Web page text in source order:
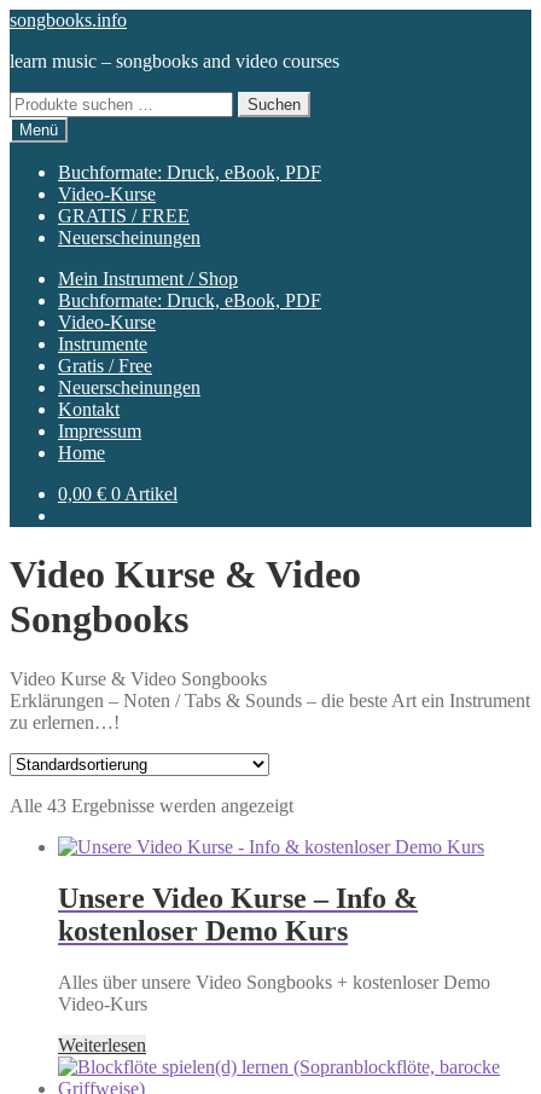
Zur
springen
Zum
springen
songbooks.info
learn music – songbooks and video courses
Suchen
nach:
Suchen
Menü
Buchformate: Druck, eBook, PDF
Video-Kurse
GRATIS / FREE
Neuerscheinungen
Mein Instrument / Shop
Buchformate: Druck, eBook, PDF
Video-Kurse
Instrumente
Gratis / Free
Neuerscheinungen
Kontakt
Impressum
Home
0,00 € 0 Artikel
Video Kurse & Video
Songbooks
Video Kurse & Video Songbooks
Erklärungen – Noten / Tabs & Sounds – die beste Art ein Instrument
zu erlernen…!
Alle 43 Ergebnisse werden angezeigt
Unsere Video Kurse – Info &
kostenloser Demo Kurs
Alles über unsere Video Songbooks + kostenloser Demo
Video-Kurs
Weiterlesen